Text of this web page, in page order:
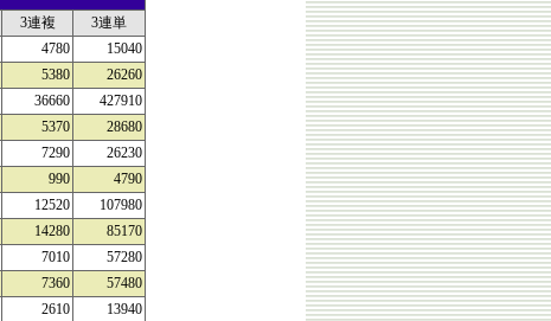
3連複
3連単
4780
15040
5380
26260
36660
427910
5370
28680
7290
26230
990
4790
12520
107980
14280
85170
7010
57280
7360
57480
2610
13940